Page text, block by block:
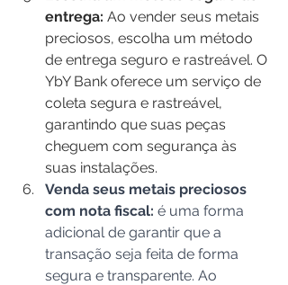
entrega: Ao vender seus metais
preciosos, escolha um método
de entrega seguro e rastreável. O
YbY Bank oferece um serviço de
coleta segura e rastreável,
garantindo que suas peças
cheguem com segurança às
suas instalações.
Venda seus metais preciosos
com nota fiscal: é uma forma
adicional de garantir que a
transação seja feita de forma
segura e transparente. Ao